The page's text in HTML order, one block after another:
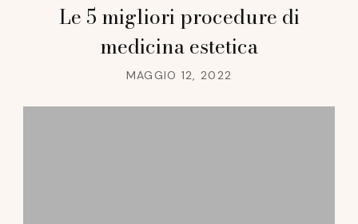
Le 5 migliori procedure di
medicina estetica
MAGGIO 12, 2022